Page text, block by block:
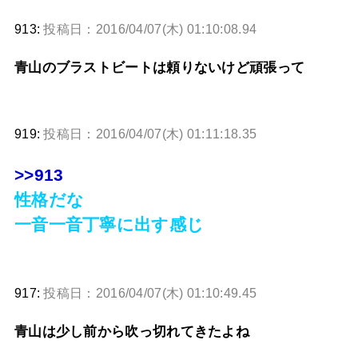
913:投稿日：2016/04/07(木) 01:10:08.94
青山のブラストビートは頼りないけど頑張って
919:投稿日：2016/04/07(木) 01:11:18.35
>>913
性格だな
一音一音丁寧に出す感じ
917:投稿日：2016/04/07(木) 01:10:49.45
青山は少し前から吹っ切れてきたよね